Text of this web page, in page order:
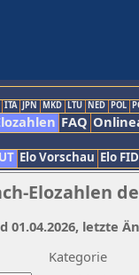
ITA JPN MKD LTU NED POL
FAQ
Elo Vorschau Elo
Elozahlen
Kategorie
01.04.2026, letzte